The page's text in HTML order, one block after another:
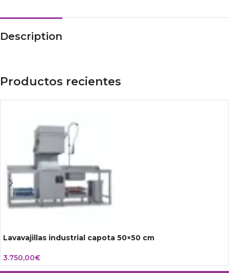
Description
Productos recientes
Lavavajillas industrial capota 50×50 cm
3.750,00€